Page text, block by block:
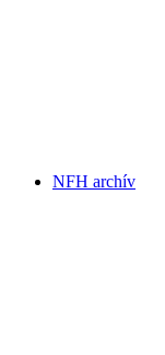
NFH archív